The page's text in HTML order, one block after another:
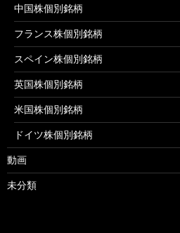
中国株個別銘柄
フランス株個別銘柄
スペイン株個別銘柄
英国株個別銘柄
米国株個別銘柄
ドイツ株個別銘柄
動画
未分類